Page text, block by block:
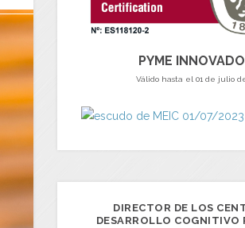
PYME
Válido hasta el 01 de julio
DIRECTOR DE LOS
DESARROLLO COGNITIVO